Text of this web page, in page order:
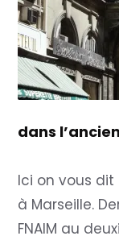
dans
Ici on vous dit
à Marseille.
FNAIM au